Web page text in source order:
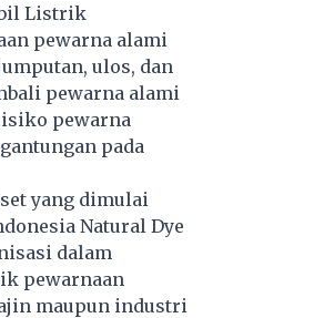
Listrik
pewarna alami
ulos, dan
pewarna alami
pewarna
pada
yang dimulai
Natural Dye
dalam
pewarnaan
maupun industri